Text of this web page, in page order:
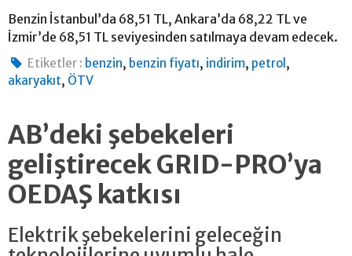
Benzin İstanbul’da 68,51 TL, Ankara’da 68,22 TL ve
İzmir’de 68,51 TL seviyesinden satılmaya devam edecek.
Etiketler : benzin, benzin fiyatı, indirim, petrol ,
akaryakıt, ÖTV
AB’deki şebekeleri
geliştirecek GRID-PRO’ya
OEDAŞ katkısı
Elektrik şebekelerini geleceğin